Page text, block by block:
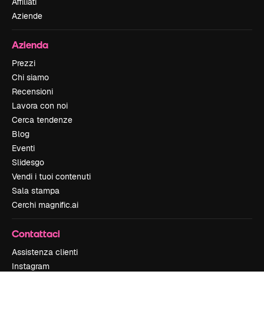
Aziende
Azienda
Prezzi
Chi siamo
Recensioni
Lavora con noi
Cerca tendenze
Blog
Eventi
Slidesgo
Vendi i tuoi contenuti
Sala stampa
Cerchi magnific.ai
Contattaci
Assistenza clienti
Instagram